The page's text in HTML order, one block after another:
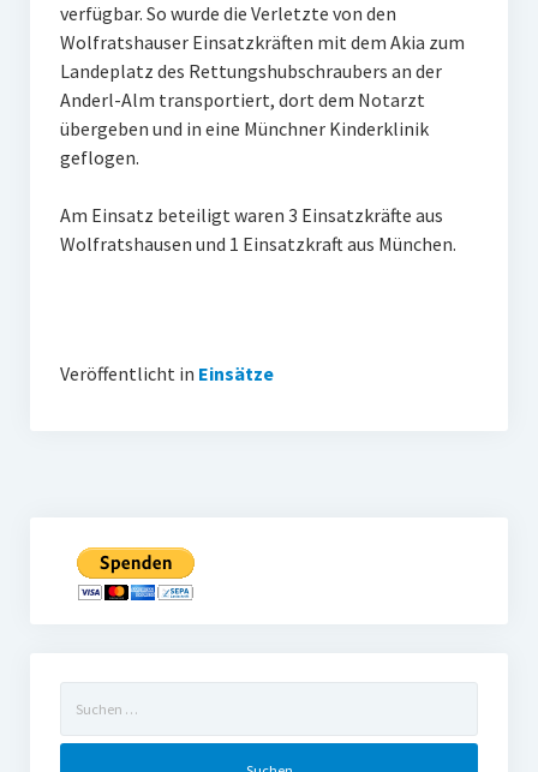
verfügbar. So wurde die Verletzte von den
Wolfratshauser Einsatzkräften mit dem Akia zum
Landeplatz des Rettungshubschraubers an der
Anderl-Alm transportiert, dort dem Notarzt
übergeben und in eine Münchner Kinderklinik
geflogen.
Am Einsatz beteiligt waren 3 Einsatzkräfte aus
Wolfratshausen und 1 Einsatzkraft aus München.
Veröffentlicht in Einsätze
nach: